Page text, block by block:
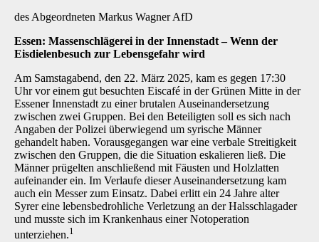
des Abgeordneten Markus Wagner AfD
Essen: Massenschlägerei in der Innenstadt–Wenn der
Eisdielenbesuch zur Lebensgefahr wird
Am Samstagabend, den 22. März 2025, kam es gegen 17:30
Uhr vor einem gut besuchten Eiscafé in der Grünen Mitte in der
Essener Innenstadt zu einer brutalen Auseinandersetzung
zwischen zwei Gruppen. Bei den Beteiligten soll es sich nach
Angaben der Polizei überwiegend um syrische Männer
gehandelt haben. Vorausgegangen war eine verbale Streitigkeit
zwischen den Gruppen, die die Situation eskalieren ließ. Die
Männer prügelten anschließend mit Fäusten und Holzlatten
aufeinander ein. Im Verlaufe dieser Auseinandersetzung kam
auch ein Messer zum Einsatz. Dabei erlitt ein 24 Jahre alter
Syrer eine lebensbedrohliche Verletzung an der Halsschlagader
und musste sich im Krankenhaus einer Notoperation
unterziehen.1